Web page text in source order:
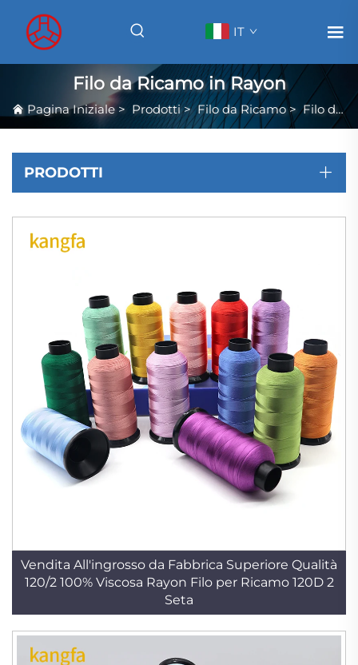
IT
Filo da Ricamo in Rayon
Pagina Iniziale> Prodotti>Filo da Ricamo>Filo da Ricamo in Rayon
PRODOTTI
Vendita All'ingrosso da Fabbrica Superiore Qualità
120/2 100% Viscosa Rayon Filo per Ricamo 120D 2
Seta